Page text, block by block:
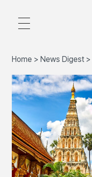
Home > News Digest>